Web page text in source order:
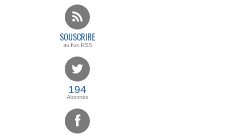
SOUSCRIRE
au flux RSS
194
Abonnés